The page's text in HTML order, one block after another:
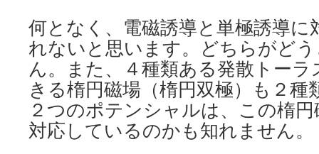
何となく、電磁誘導と単極誘導に
れないと思います。どちらがど
ん。また、４種類ある発散トー
きる楕円磁場（楕円双極）も２種
２つのポテンシャルは、この楕
対応しているのかも知れません。